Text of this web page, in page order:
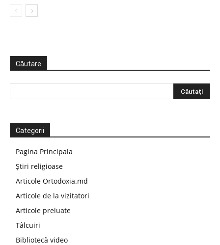
Căutare
Categorii
Pagina Principala
Știri religioase
Articole Ortodoxia.md
Articole de la vizitatori
Articole preluate
Tâlcuiri
Bibliotecă video